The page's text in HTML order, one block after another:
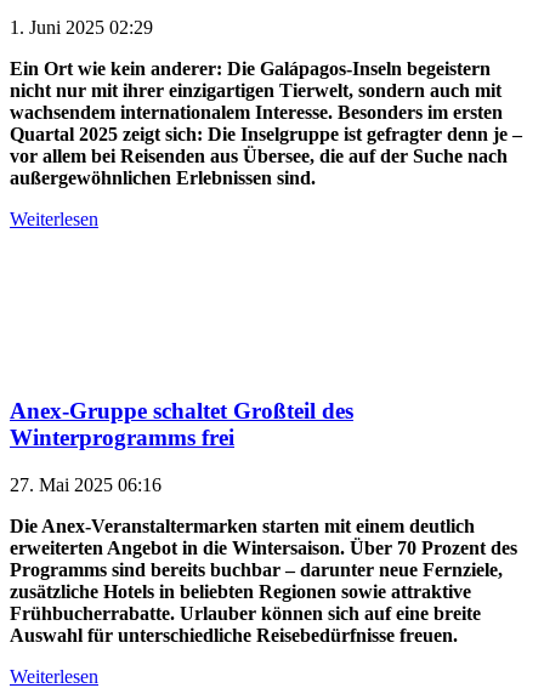
1. Juni 2025 02:29
Ein Ort wie kein anderer: Die Galápagos-Inseln begeistern
nicht nur mit ihrer einzigartigen Tierwelt, sondern auch mit
wachsendem internationalem Interesse. Besonders im ersten
Quartal 2025 zeigt sich: Die Inselgruppe ist gefragter denn je –
vor allem bei Reisenden aus Übersee, die auf der Suche nach
außergewöhnlichen Erlebnissen sind.
Weiterlesen
Anex-Gruppe schaltet Großteil des
Winterprogramms frei
27. Mai 2025 06:16
Die Anex-Veranstaltermarken starten mit einem deutlich
erweiterten Angebot in die Wintersaison. Über 70 Prozent des
Programms sind bereits buchbar – darunter neue Fernziele,
zusätzliche Hotels in beliebten Regionen sowie attraktive
Frühbucherrabatte. Urlauber können sich auf eine breite
Auswahl für unterschiedliche Reisebedürfnisse freuen.
Weiterlesen